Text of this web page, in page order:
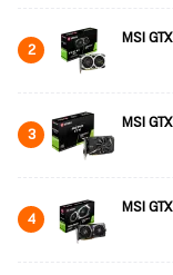
2 MSI
3 MSI
4 MSI